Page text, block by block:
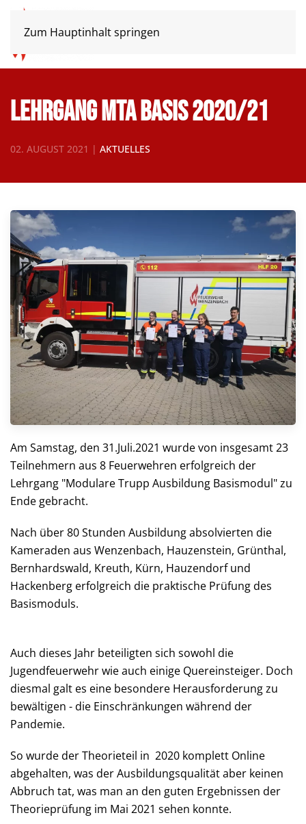
Zum Hauptinhalt springen
Lehrgang MTA Basis 2020/21
02. AUGUST 2021 | AKTUELLES
Am Samstag, den 31.Juli.2021 wurde von insgesamt 23
Teilnehmern aus 8 Feuerwehren erfolgreich der
Lehrgang "Modulare Trupp Ausbildung Basismodul" zu
Ende gebracht.
Nach über 80 Stunden Ausbildung absolvierten die
Kameraden aus Wenzenbach, Hauzenstein, Grünthal,
Bernhardswald, Kreuth, Kürn, Hauzendorf und
Hackenberg erfolgreich die praktische Prüfung des
Basismoduls.
Auch dieses Jahr beteiligten sich sowohl die
Jugendfeuerwehr wie auch einige Quereinsteiger. Doch
diesmal galt es eine besondere Herausforderung zu
bewältigen - die Einschränkungen während der
Pandemie.
So wurde der Theorieteil in 2020 komplett Online
abgehalten, was der Ausbildungsqualität aber keinen
Abbruch tat, was man an den guten Ergebnissen der
Theorieprüfung im Mai 2021 sehen konnte.